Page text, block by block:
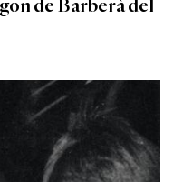
de Barberà del